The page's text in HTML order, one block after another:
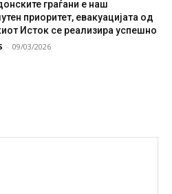
граѓани е наш
приоритет, евакуацијата од
Исток се реализира успешно
- 09/03/2026